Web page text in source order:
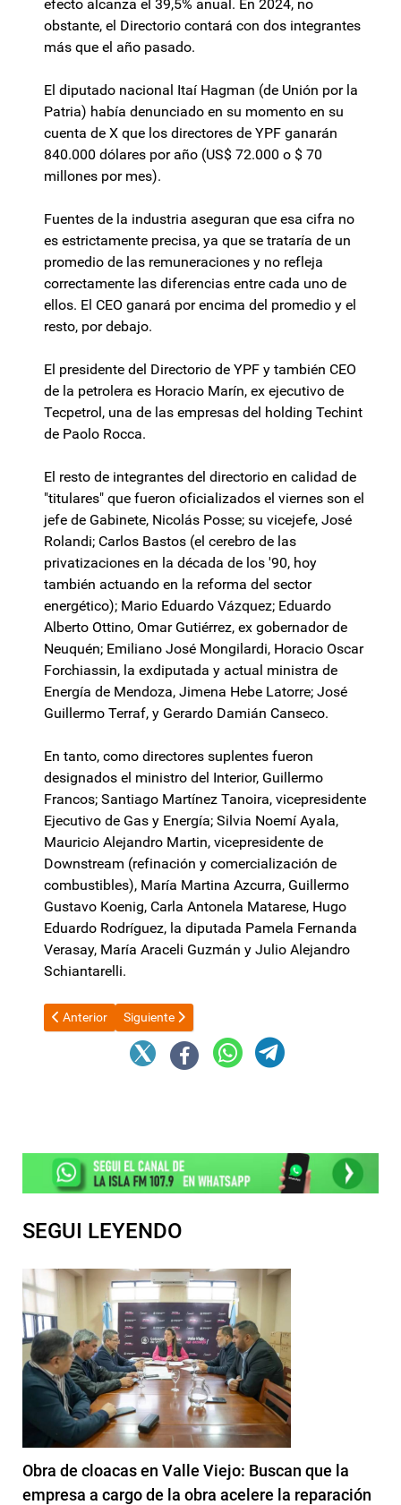
efecto alcanza el 39,5% anual. En 2024, no
obstante, el Directorio contará con dos integrantes
más que el año pasado.
El diputado nacional Itaí Hagman (de Unión por la
Patria) había denunciado en su momento en su
cuenta de X que los directores de YPF ganarán
840.000 dólares por año (US$ 72.000 o $ 70
millones por mes).
Fuentes de la industria aseguran que esa cifra no
es estrictamente precisa, ya que se trataría de un
promedio de las remuneraciones y no refleja
correctamente las diferencias entre cada uno de
ellos. El CEO ganará por encima del promedio y el
resto, por debajo.
El presidente del Directorio de YPF y también CEO
de la petrolera es Horacio Marín, ex ejecutivo de
Tecpetrol, una de las empresas del holding Techint
de Paolo Rocca.
El resto de integrantes del directorio en calidad de
"titulares" que fueron oficializados el viernes son el
jefe de Gabinete, Nicolás Posse; su vicejefe, José
Rolandi; Carlos Bastos (el cerebro de las
privatizaciones en la década de los '90, hoy
también actuando en la reforma del sector
energético); Mario Eduardo Vázquez; Eduardo
Alberto Ottino, Omar Gutiérrez, ex gobernador de
Neuquén; Emiliano José Mongilardi, Horacio Oscar
Forchiassin, la exdiputada y actual ministra de
Energía de Mendoza, Jimena Hebe Latorre; José
Guillermo Terraf, y Gerardo Damián Canseco.
En tanto, como directores suplentes fueron
designados el ministro del Interior, Guillermo
Francos; Santiago Martínez Tanoira, vicepresidente
Ejecutivo de Gas y Energía; Silvia Noemí Ayala,
Mauricio Alejandro Martin, vicepresidente de
Downstream (refinación y comercialización de
combustibles), María Martina Azcurra, Guillermo
Gustavo Koenig, Carla Antonela Matarese, Hugo
Eduardo Rodríguez, la diputada Pamela Fernanda
Verasay, María Araceli Guzmán y Julio Alejandro
Schiantarelli.
Artículo anterior: Alimentos importados: llegan los primeros
Anterior Artículo siguiente: Preocupación del sector de la
Siguiente
SEGUI LEYENDO
Obra de cloacas en Valle Viejo: Buscan que la
empresa a cargo de la obra acelere la reparación